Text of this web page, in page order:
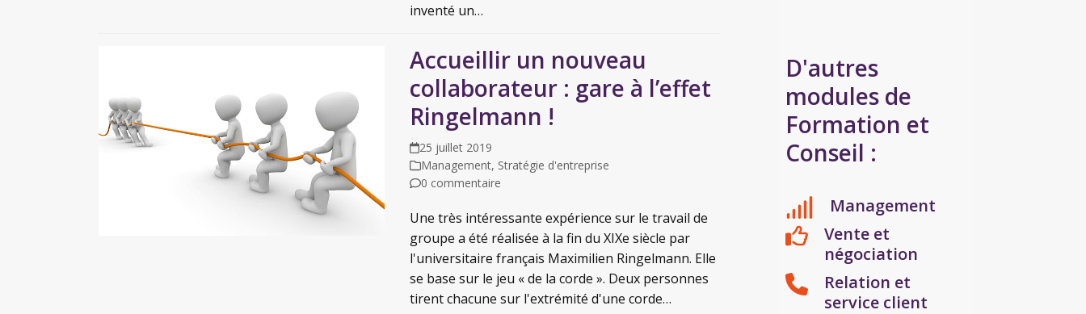
inventé un…
Accueillir un nouveau
collaborateur : gare à l’effet
Ringelmann !
25 juillet 2019
Management, Stratégie d'entreprise
0 commentaire
Une très intéressante expérience sur le travail de
groupe a été réalisée à la fin du XIXe siècle par
l'universitaire français Maximilien Ringelmann. Elle
se base sur le jeu « de la corde ». Deux personnes
tirent chacune sur l'extrémité d'une corde…
D'autres
modules de
Formation et
Conseil :
Management
Vente et
négociation
Relation et
service client